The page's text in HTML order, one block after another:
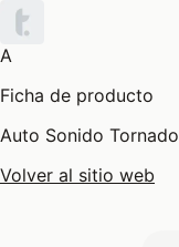
A
Ficha de producto
Auto Sonido Tornado
Volver al sitio web